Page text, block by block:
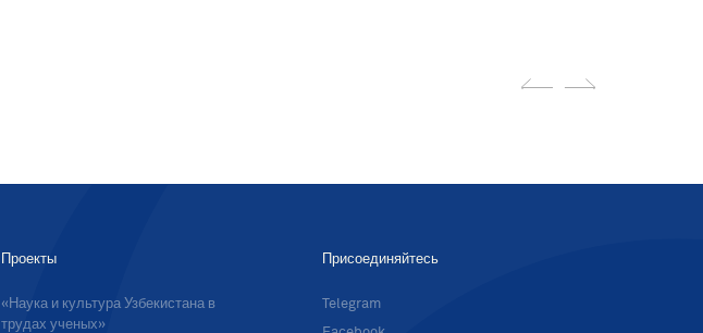
Проекты
«Наука и культура Узбекистана в
трудах ученых»
Присоединяйтесь
Telegram